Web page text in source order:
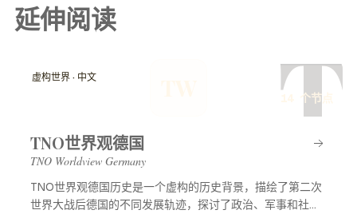
延伸阅读
T
虚构世界 · 中文
14 个节点
TNO世界观德国
TNO Worldview Germany
TNO世界观德国历史是一个虚构的历史背景，描绘了第二次
世界大战后德国的不同发展轨迹，探讨了政治、军事和社会